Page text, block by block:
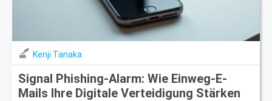
Kenji Tanaka
Signal Phishing-Alarm: Wie Einweg-E-
Mails Ihre Digitale Verteidigung Stärken